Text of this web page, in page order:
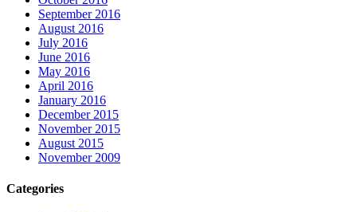
September 2016
August 2016
July 2016
June 2016
May 2016
April 2016
January 2016
December 2015
November 2015
August 2015
November 2009
Categories